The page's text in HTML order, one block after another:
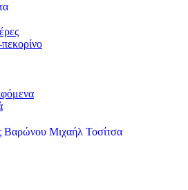
Βαρώνου Μιχαήλ Τοσίτσα